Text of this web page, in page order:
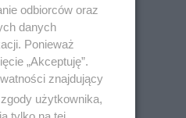
odbiorców oraz
danych
Ponieważ
„Akceptuję”.
znajdujący
użytkownika,